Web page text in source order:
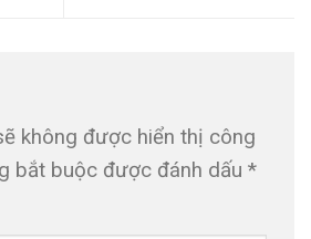
không được hiển thị công
bắt buộc được đánh dấu *